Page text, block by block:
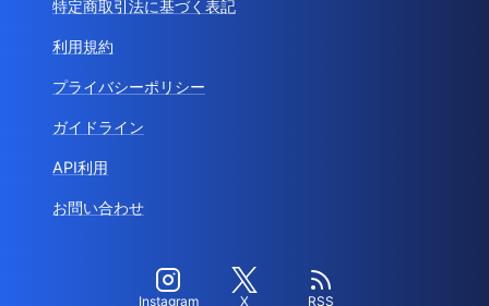
特定商取引法に基づく表記
利用規約
プライバシーポリシー
ガイドライン
API利用
お問い合わせ
Instagram X RSS